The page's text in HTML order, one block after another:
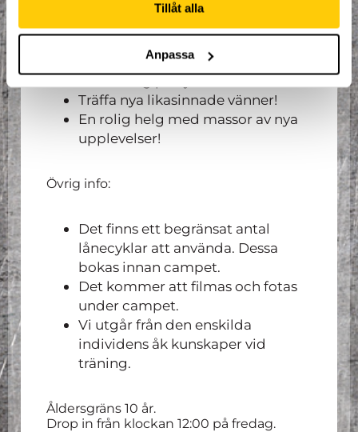
Tillåt alla
Anpassa
Det du kan förvänta dig:
Utveckling på cykel!
Träffa nya likasinnade vänner!
En rolig helg med massor av nya
upplevelser!
Övrig info:
Det finns ett begränsat antal
lånecyklar att använda. Dessa
bokas innan campet.
Det kommer att filmas och fotas
under campet.
Vi utgår från den enskilda
individens åk kunskaper vid
träning.
Åldersgräns 10 år.
Drop in från klockan 12:00 på fredag.